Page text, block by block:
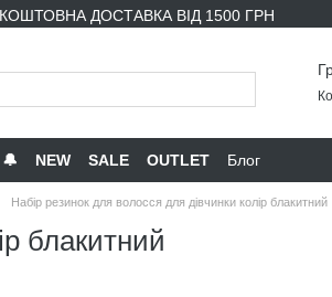
ДОСТАВКА ВІД 1500 ГРН
NEW SALE OUTLET Блог
Набір резинок для волосся для дівчинки колір блакитний
блакитний